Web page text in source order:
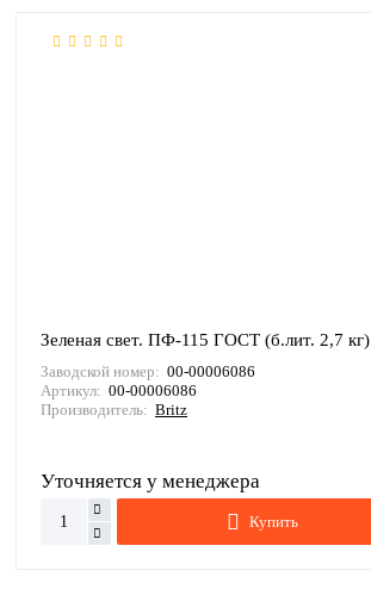
Зеленая свет. ПФ-115 ГОСТ (б.лит. 2,7 кг)
Заводской номер: 00-00006086
Артикул: 00-00006086
Производитель: Britz
Уточняется у менеджера
Купить